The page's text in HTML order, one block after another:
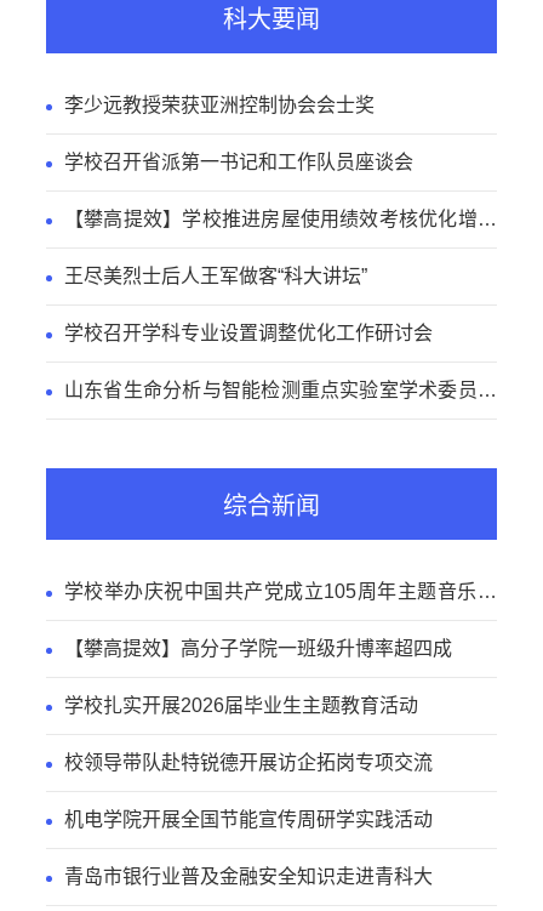
科大要闻
李少远教授荣获亚洲控制协会会士奖
学校召开省派第一书记和工作队员座谈会
【攀高提效】学校推进房屋使用绩效考核优化增效
王尽美烈士后人王军做客“科大讲坛”
学校召开学科专业设置调整优化工作研讨会
山东省生命分析与智能检测重点实验室学术委员会
综合新闻
学校举办庆祝中国共产党成立105周年主题音乐党
【攀高提效】高分子学院一班级升博率超四成
学校扎实开展2026届毕业生主题教育活动
校领导带队赴特锐德开展访企拓岗专项交流
机电学院开展全国节能宣传周研学实践活动
青岛市银行业普及金融安全知识走进青科大